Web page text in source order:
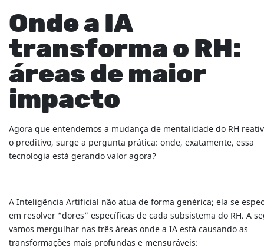
Onde a IA
transforma o RH:
áreas de maior
impacto
Agora que entendemos a mudança de mentalidade do RH
o preditivo, surge a pergunta prática: onde, exatamente, essa
tecnologia está gerando valor agora?
A Inteligência Artificial não atua de forma genérica; ela se
em resolver “dores” específicas de cada subsistema do RH. A
vamos mergulhar nas três áreas onde a IA está causando as
transformações mais profundas e mensuráveis: